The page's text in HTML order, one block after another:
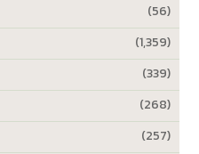
(56)
(1,359)
(339)
(268)
(257)